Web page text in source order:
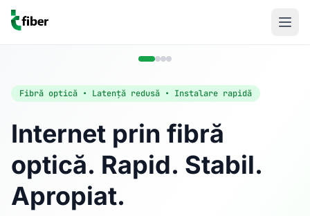
Fibră optică • Latență redusă • Instalare rapidă
Internet prin fibră
optică. Rapid. Stabil.
Apropiat.
Acasă
Internet Rezidențial
Fibră optică până la 1 Gbps, direct în casa ta.